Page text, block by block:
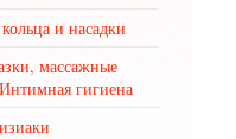
и насадки
массажные
гигиена